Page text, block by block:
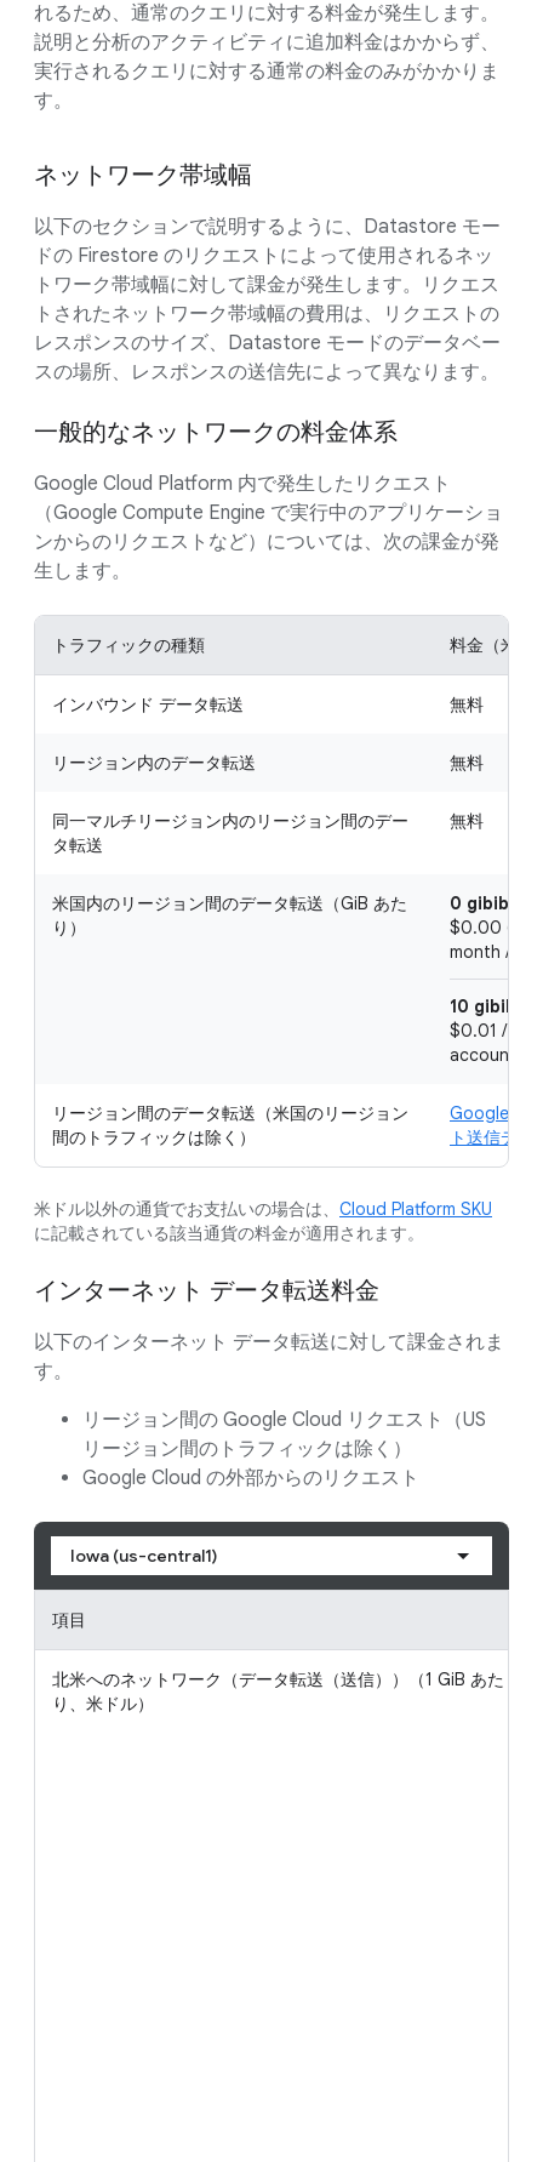
れるため、通常のクエリに対する料金が発生します。
説明と分析のアクティビティに追加料金はかからず、
実行されるクエリに対する通常の料金のみがかかりま
す。
ネットワーク帯域幅
以下のセクションで説明するように、Datastore モー
ドの Firestore のリクエストによって使用されるネッ
トワーク帯域幅に対して課金が発生します。リクエス
トされたネットワーク帯域幅の費用は、リクエストの
レスポンスのサイズ、Datastore モードのデータベー
スの場所、レスポンスの送信先によって異なります。
一般的なネットワークの料金体系
Google Cloud Platform 内で発生したリクエスト
（Google Compute Engine で実行中のアプリケーショ
ンからのリクエストなど）については、次の課金が発
生します。
トラフィックの種類 料金（米ド
インバウンド データ転送 無料
リージョン内のデータ転送 無料
同一マルチリージョン内のリージョン間のデー
タ転送
無料
米国内のリージョン間のデータ転送（GiB あた
り）
0 gibibyte
$0.00
month /
10
$0.01 / 1
account
リージョン間のデータ転送（米国のリージョン
間のトラフィックは除く）
Google
ト送信デー
米ドル以外の通貨でお支払いの場合は、 Cloud Platform SKU
に記載されている該当通貨の料金が適用されます。
インターネット データ転送料金
以下のインターネット データ転送に対して課金されま
す。
リージョン間の Google Cloud リクエスト（US
リージョン間のトラフィックは除く）
Google Cloud の外部からのリクエスト
Iowa (us-central1)
項目
北米へのネットワーク（データ転送（送信））（1 GiB あた
り、米ドル）